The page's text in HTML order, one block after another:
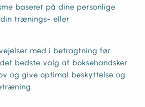
baseret på dine personlige
trænings- eller
med i betragtning før
bedste valg af boksehandsker
og give optimal beskyttelse og